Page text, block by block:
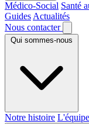
Médico-Social Santé
Guides Actualités
Nous contacter
Qui sommes-nous
Notre histoire L'équipe